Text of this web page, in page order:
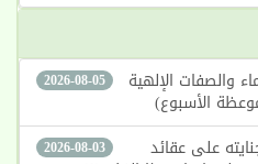
2026-08-05 والصفات الإلهية
2026-08-03 على عقائد